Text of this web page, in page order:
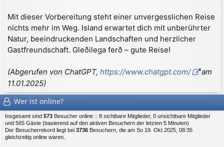
Mit dieser Vorbereitung steht einer unvergesslichen Reise
nichts mehr im Weg. Island erwartet dich mit unberührter
Natur, beeindruckenden Landschaften und herzlicher
Gastfreundschaft. Gleðilega ferð – gute Reise!
(Abgerufen von ChatGPT, https://www.chatgpt.com/
am
11.01.2025)
Wer ist online?
Insgesamt sind 573 Besucher online :: 8 sichtbare Mitglieder, 0 unsichtbare Mitglieder
und 565 Gäste (basierend auf den aktiven Besuchern der letzten 5 Minuten)
Der Besucherrekord liegt bei 3736 Besuchern, die am So 19. Okt 2025, 08:35
gleichzeitig online waren.